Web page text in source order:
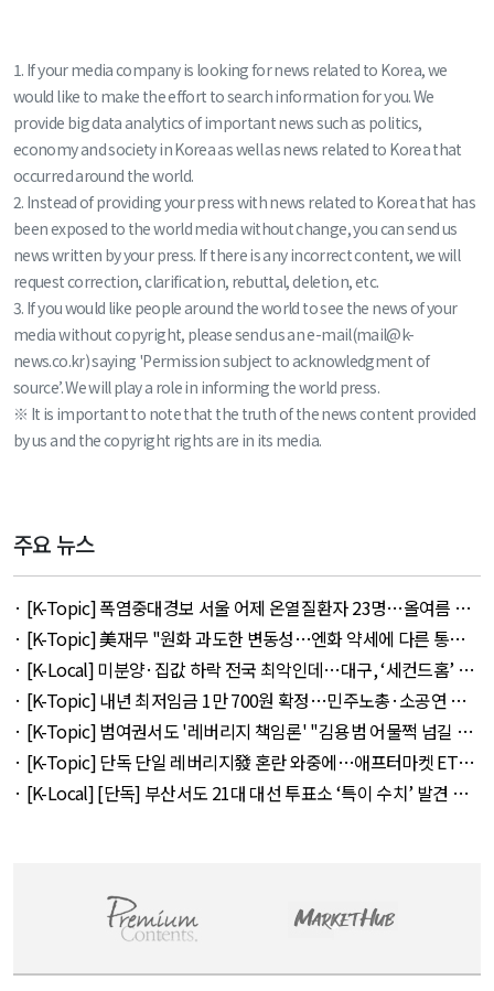
1. If your media company is looking for news related to Korea, we
would like to make the effort to search information for you. We
provide big data analytics of important news such as politics,
economy and society in Korea as well as news related to Korea that
occurred around the world.
2. Instead of providing your press with news related to Korea that has
been exposed to the world media without change, you can send us
news written by your press. If there is any incorrect content, we will
request correction, clarification, rebuttal, deletion, etc.
3. If you would like people around the world to see the news of your
media without copyright, please send us an e-mail(mail@k-
news.co.kr) saying 'Permission subject to acknowledgment of
source’. We will play a role in informing the world press.
※ It is important to note that the truth of the news content provided
by us and the copyright rights are in its media.
주요 뉴스
· [K-Topic] 폭염중대경보 서울 어제 온열질환자 23명…올여름 최
다 외 33건 - August 5, 2026
· [K-Topic] 美재무 "원화 과도한 변동성…엔화 약세에 다른 통화
뒤따를 것" 외 50건 - August 5, 2026
· [K-Local] 미분양·집값 하락 전국 최악인데…대구, ‘세컨드홈’ 특
례서 빠졌다 외 11건 - August 5, 2026
· [K-Topic] 내년 최저임금 1만 700원 확정…민주노총·소공연 이
의 불수용 외 44건 - August 5, 2026
· [K-Topic] 범여권서도 '레버리지 책임론' "김용범 어물쩍 넘길 수
없어" 외 50건 - August 5, 2026
· [K-Topic] 단독 단일 레버리지發 혼란 와중에…애프터마켓 ETF
거래 강행 외 71건 - August 6, 2026
· [K-Local] [단독] 부산서도 21대 대선 투표소 ‘특이 수치’ 발견 외